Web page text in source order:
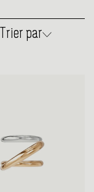
Trier par